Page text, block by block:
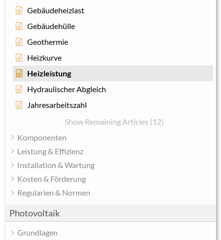
Gebäudeheizlast
Gebäudehülle
Geothermie
Heizkurve
Heizleistung
Hydraulischer Abgleich
Jahresarbeitszahl
Show Remaining Articles (12)
Komponenten
Leistung & Effizienz
Installation & Wartung
Kosten & Förderung
Regularien & Normen
Photovoltaik
Grundlagen